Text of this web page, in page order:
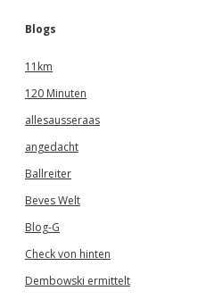
Blogs
11km
120 Minuten
allesausseraas
angedacht
Ballreiter
Beves Welt
Blog-G
Check von hinten
Dembowski ermittelt